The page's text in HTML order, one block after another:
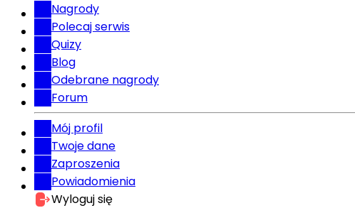
Nagrody
Polecaj serwis
Quizy
Blog
Odebrane nagrody
Forum
Mój profil
Twoje dane
Zaproszenia
Powiadomienia
Wyloguj się